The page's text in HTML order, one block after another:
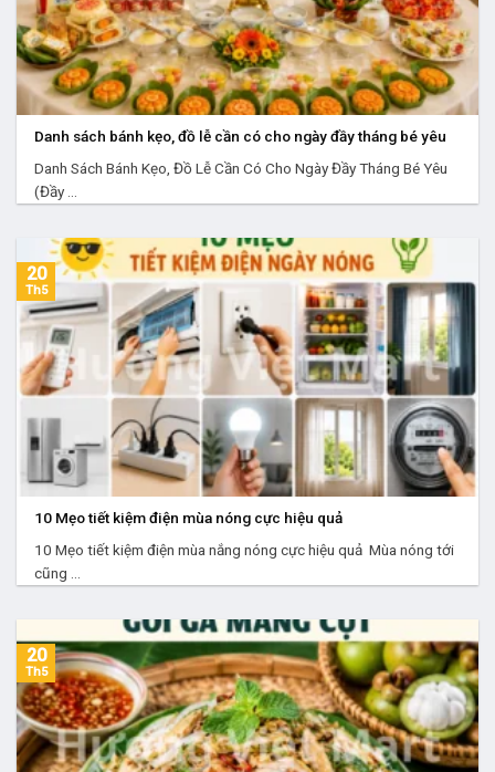
Danh sách bánh kẹo, đồ lễ cần có cho ngày đầy tháng bé yêu
Danh Sách Bánh Kẹo, Đồ Lễ Cần Có Cho Ngày Đầy Tháng Bé Yêu
(Đầy ...
10 Mẹo tiết kiệm điện mùa nóng cực hiệu quả
10 Mẹo tiết kiệm điện mùa nắng nóng cực hiệu quả Mùa nóng tới
cũng ...
20
Th5
20
Th5